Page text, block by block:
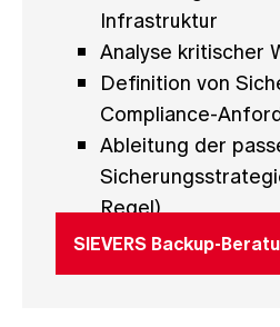
Infrastruktur
Analyse kritischer
Definition von
Compliance-
Ableitung der
Regel)
SIEVERS Backup-